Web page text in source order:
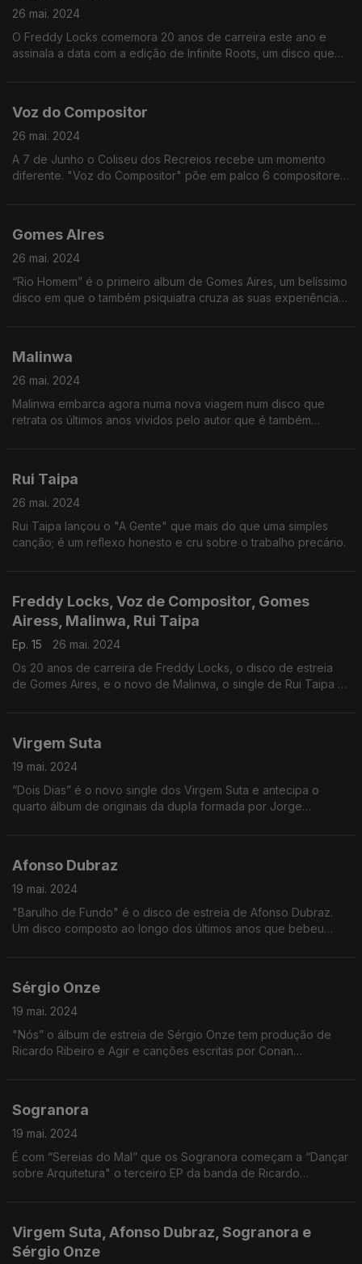
26 mai. 2024
O Freddy Locks comemora 20 anos de carreira este ano e
assinala a data com a edição de Infinite Roots, um disco que
Voz do Compositor
26 mai. 2024
A 7 de Junho o Coliseu dos Recreios recebe um momento
diferente. "Voz do Compositor" põe em palco 6 compositores
Gomes AIres
26 mai. 2024
“Rio Homem” é o primeiro album de Gomes Aires, um belíssimo
disco em que o também psiquiatra cruza as suas experiências
Malinwa
26 mai. 2024
Malinwa embarca agora numa nova viagem num disco que
retrata os últimos anos vividos pelo autor que é também
Rui Taipa
26 mai. 2024
Rui Taipa lançou o "A Gente" que mais do que uma simples
canção; é um reflexo honesto e cru sobre o trabalho precário.
Freddy Locks, Voz de Compositor, Gomes
Airess, Malinwa, Rui Taipa
Ep. 15
26 mai. 2024
Os 20 anos de carreira de Freddy Locks, o disco de estreia
de Gomes Aires, e o novo de Malinwa, o single de Rui Taipa e
Virgem Suta
19 mai. 2024
“Dois Dias” é o novo single dos Virgem Suta e antecipa o
quarto álbum de originais da dupla formada por Jorge
Afonso Dubraz
19 mai. 2024
"Barulho de Fundo" é o disco de estreia de Afonso Dubraz.
Um disco composto ao longo dos últimos anos que bebeu
Sérgio Onze
19 mai. 2024
"Nós” o álbum de estreia de Sérgio Onze tem produção de
Ricardo Ribeiro e Agir e canções escritas por Conan
Sogranora
19 mai. 2024
É com “Sereias do Mal” que os Sogranora começam a “Dançar
sobre Arquitetura" o terceiro EP da banda de Ricardo
Virgem Suta, Afonso Dubraz, Sogranora e
Sérgio Onze